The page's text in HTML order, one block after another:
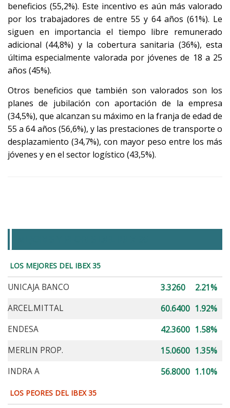
beneficios (55,2%). Este incentivo es aún más valorado
por los trabajadores de entre 55 y 64 años (61%). Le
siguen en importancia el tiempo libre remunerado
adicional (44,8%) y la cobertura sanitaria (36%), esta
última especialmente valorada por jóvenes de 18 a 25
años (45%).
Otros beneficios que también son valorados son los
planes de jubilación con aportación de la empresa
(34,5%), que alcanzan su máximo en la franja de edad de
55 a 64 años (56,6%), y las prestaciones de transporte o
desplazamiento (34,7%), con mayor peso entre los más
jóvenes y en el sector logístico (43,5%).
LOS MEJORES DEL IBEX 35
UNICAJA BANCO 3.3260
2.21%
ARCEL.MITTAL
60.6400 1.92%
ENDESA
42.3600 1.58%
MERLIN PROP.
15.0600 1.35%
INDRA A
56.8000 1.10%
LOS PEORES DEL IBEX 35